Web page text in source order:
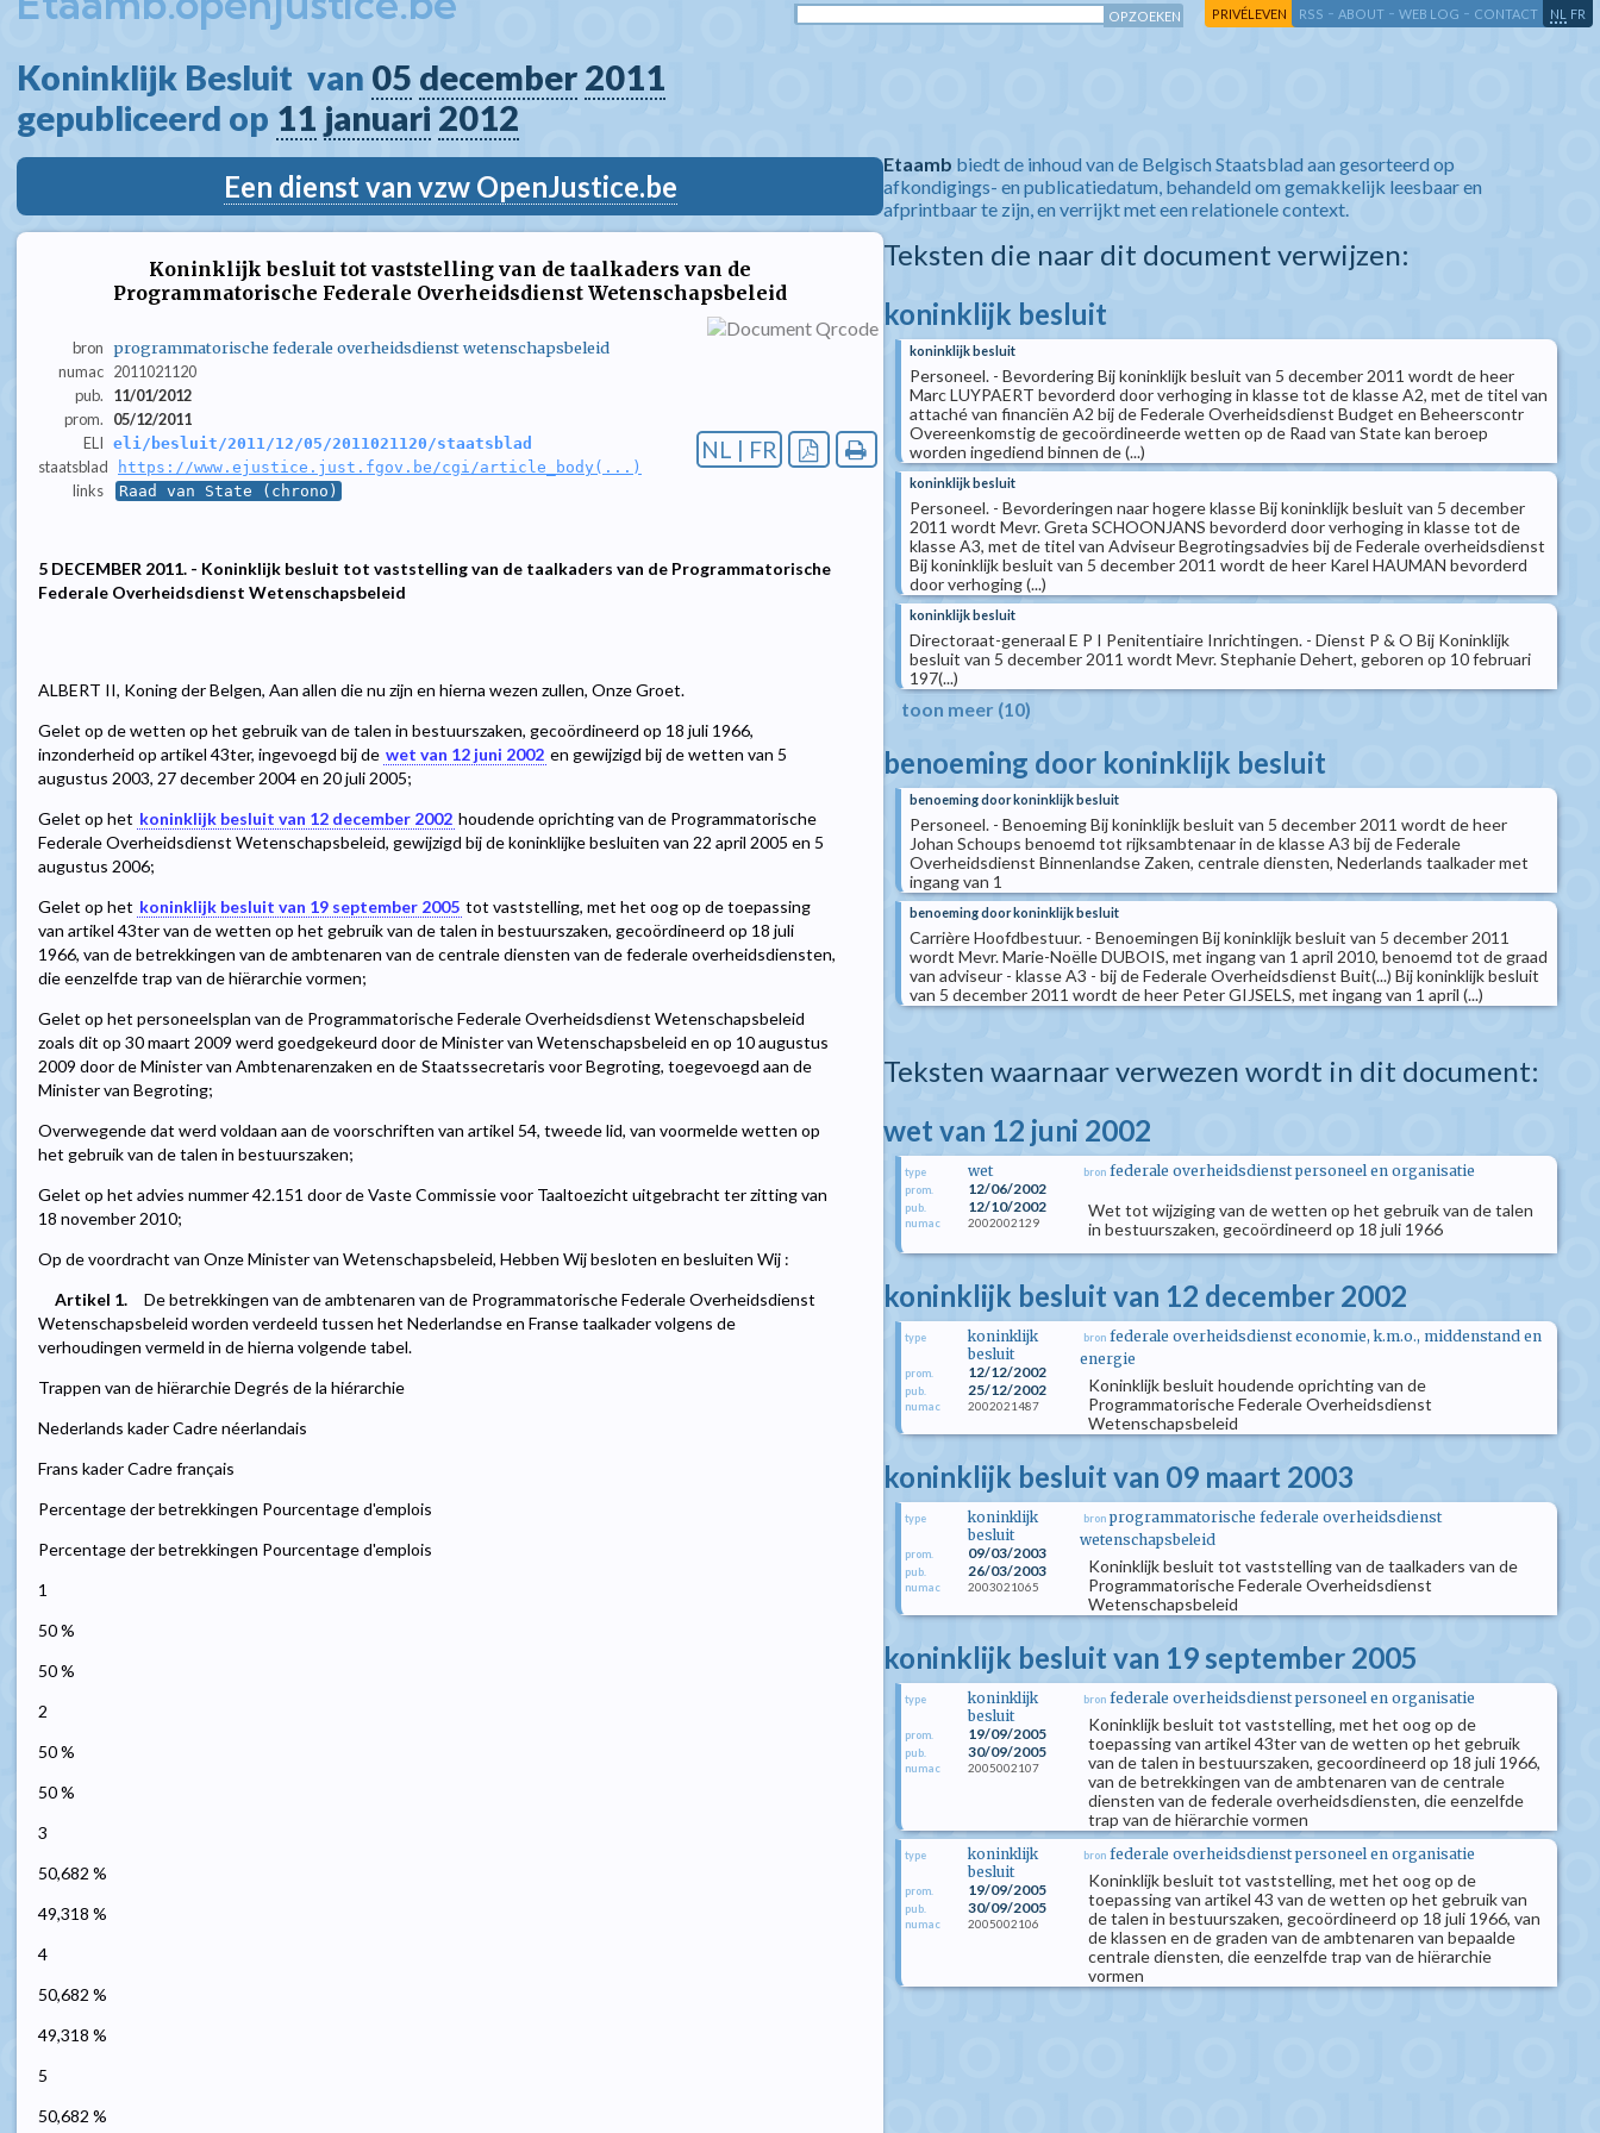
PRIVÉLEVEN RSS - ABOUT - WEB LOG - CONTACT NL FR
Koninklijk Besluit  van 05 december 2011
gepubliceerd op 11 januari 2012
Een dienst van vzw OpenJustice.be
Koninklijk besluit tot vaststelling van de taalkaders van de
Programmatorische Federale Overheidsdienst Wetenschapsbeleid
bron programmatorische federale overheidsdienst wetenschapsbeleid
numac 2011021120
pub.
11/01/2012
prom.
05/12/2011
ELI eli/besluit/2011/12/05/2011021120/staatsblad
staatsblad https://www.ejustice.just.fgov.be/cgi/article_body(...)
links Raad van State (chrono)
NL | FR
5 DECEMBER 2011. - Koninklijk besluit tot vaststelling van de taalkaders van de Programmatorische
Federale Overheidsdienst Wetenschapsbeleid
ALBERT II, Koning der Belgen, Aan allen die nu zijn en hierna wezen zullen, Onze Groet.
Gelet op de wetten op het gebruik van de talen in bestuurszaken, gecoördineerd op 18 juli 1966,
inzonderheid op artikel 43ter, ingevoegd bij de wet van 12 juni 2002 en gewijzigd bij de wetten van 5
augustus 2003, 27 december 2004 en 20 juli 2005;
Gelet op het koninklijk besluit van 12 december 2002 houdende oprichting van de Programmatorische
Federale Overheidsdienst Wetenschapsbeleid, gewijzigd bij de koninklijke besluiten van 22 april 2005 en 5
augustus 2006;
Gelet op het koninklijk besluit van 19 september 2005 tot vaststelling, met het oog op de toepassing
van artikel 43ter van de wetten op het gebruik van de talen in bestuurszaken, gecoördineerd op 18 juli
1966, van de betrekkingen van de ambtenaren van de centrale diensten van de federale overheidsdiensten,
die eenzelfde trap van de hiërarchie vormen;
Gelet op het personeelsplan van de Programmatorische Federale Overheidsdienst Wetenschapsbeleid
zoals dit op 30 maart 2009 werd goedgekeurd door de Minister van Wetenschapsbeleid en op 10 augustus
2009 door de Minister van Ambtenarenzaken en de Staatssecretaris voor Begroting, toegevoegd aan de
Minister van Begroting;
Overwegende dat werd voldaan aan de voorschriften van artikel 54, tweede lid, van voormelde wetten op
het gebruik van de talen in bestuurszaken;
Gelet op het advies nummer 42.151 door de Vaste Commissie voor Taaltoezicht uitgebracht ter zitting van
18 november 2010;
Op de voordracht van Onze Minister van Wetenschapsbeleid, Hebben Wij besloten en besluiten Wij :
Artikel 1.
De betrekkingen van de ambtenaren van de Programmatorische Federale Overheidsdienst
Wetenschapsbeleid worden verdeeld tussen het Nederlandse en Franse taalkader volgens de
verhoudingen vermeld in de hierna volgende tabel.
Trappen van de hiërarchie Degrés de la hiérarchie
Nederlands kader Cadre néerlandais
Frans kader Cadre français
Percentage der betrekkingen Pourcentage d'emplois
Percentage der betrekkingen Pourcentage d'emplois
1
50 %
50 %
2
50 %
50 %
3
50,682 %
49,318 %
4
50,682 %
49,318 %
5
50,682 %
Etaamb biedt de inhoud van de Belgisch Staatsblad aan gesorteerd op
afkondigings- en publicatiedatum, behandeld om gemakkelijk leesbaar en
afprintbaar te zijn, en verrijkt met een relationele context.
Teksten die naar dit document verwijzen:
koninklijk besluit
koninklijk besluit
Personeel. - Bevordering Bij koninklijk besluit van 5 december 2011 wordt de heer
Marc LUYPAERT bevorderd door verhoging in klasse tot de klasse A2, met de titel van
attaché van financiën A2 bij de Federale Overheidsdienst Budget en Beheerscontr
Overeenkomstig de gecoördineerde wetten op de Raad van State kan beroep
worden ingediend binnen de (...)
koninklijk besluit
Personeel. - Bevorderingen naar hogere klasse Bij koninklijk besluit van 5 december
2011 wordt Mevr. Greta SCHOONJANS bevorderd door verhoging in klasse tot de
klasse A3, met de titel van Adviseur Begrotingsadvies bij de Federale overheidsdienst
Bij koninklijk besluit van 5 december 2011 wordt de heer Karel HAUMAN bevorderd
door verhoging (...)
koninklijk besluit
Directoraat-generaal E P I Penitentiaire Inrichtingen. - Dienst P & O Bij Koninklijk
besluit van 5 december 2011 wordt Mevr. Stephanie Dehert, geboren op 10 februari
197(...)
toon meer (10)
benoeming door koninklijk besluit
benoeming door koninklijk besluit
Personeel. - Benoeming Bij koninklijk besluit van 5 december 2011 wordt de heer
Johan Schoups benoemd tot rijksambtenaar in de klasse A3 bij de Federale
Overheidsdienst Binnenlandse Zaken, centrale diensten, Nederlands taalkader met
ingang van 1
benoeming door koninklijk besluit
Carrière Hoofdbestuur. - Benoemingen Bij koninklijk besluit van 5 december 2011
wordt Mevr. Marie-Noëlle DUBOIS, met ingang van 1 april 2010, benoemd tot de graad
van adviseur - klasse A3 - bij de Federale Overheidsdienst Buit(...) Bij koninklijk besluit
van 5 december 2011 wordt de heer Peter GIJSELS, met ingang van 1 april (...)
Teksten waarnaar verwezen wordt in dit document:
wet van 12 juni 2002
type wet
prom. 12/06/2002
pub. 12/10/2002
numac 2002002129
bron federale overheidsdienst personeel en organisatie
Wet tot wijziging van de wetten op het gebruik van de talen
in bestuurszaken, gecoördineerd op 18 juli 1966
koninklijk besluit van 12 december 2002
type
koninklijk
besluit
prom. 12/12/2002
pub. 25/12/2002
numac 2002021487
bron federale overheidsdienst economie, k.m.o., middenstand en
energie
Koninklijk besluit houdende oprichting van de
Programmatorische Federale Overheidsdienst
Wetenschapsbeleid
koninklijk besluit van 09 maart 2003
type
koninklijk
besluit
prom. 09/03/2003
pub. 26/03/2003
numac 2003021065
bron programmatorische federale overheidsdienst
wetenschapsbeleid
Koninklijk besluit tot vaststelling van de taalkaders van de
Programmatorische Federale Overheidsdienst
Wetenschapsbeleid
koninklijk besluit van 19 september 2005
type
koninklijk
besluit
prom. 19/09/2005
pub. 30/09/2005
numac 2005002107
bron federale overheidsdienst personeel en organisatie
Koninklijk besluit tot vaststelling, met het oog op de
toepassing van artikel 43ter van de wetten op het gebruik
van de talen in bestuurszaken, gecoordineerd op 18 juli 1966,
van de betrekkingen van de ambtenaren van de centrale
diensten van de federale overheidsdiensten, die eenzelfde
trap van de hiërarchie vormen
type
koninklijk
besluit
prom. 19/09/2005
pub. 30/09/2005
numac 2005002106
bron federale overheidsdienst personeel en organisatie
Koninklijk besluit tot vaststelling, met het oog op de
toepassing van artikel 43 van de wetten op het gebruik van
de talen in bestuurszaken, gecoördineerd op 18 juli 1966, van
de klassen en de graden van de ambtenaren van bepaalde
centrale diensten, die eenzelfde trap van de hiërarchie
vormen